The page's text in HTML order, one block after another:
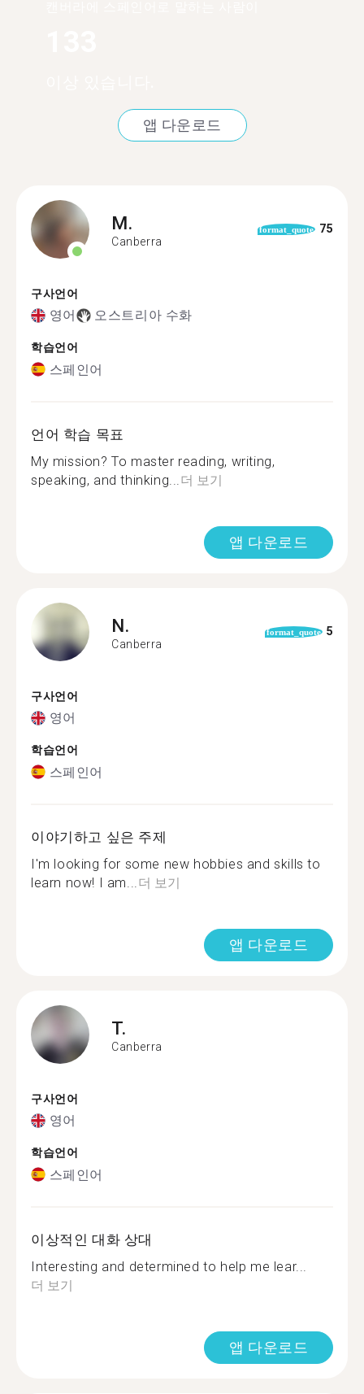
앱 다운로드
M.
Canberra
format_quote 75
구사언어
영어 오스트리아 수화
학습언어
스페인어
언어 학습 목표
My mission? To master reading, writing,
speaking, and thinking... 더 보기
앱 다운로드
N.
Canberra
format_quote 5
구사언어
영어
학습언어
스페인어
이야기하고 싶은 주제
I'm looking for some new hobbies and skills to
learn now! I am... 더 보기
앱 다운로드
T.
Canberra
구사언어
영어
학습언어
스페인어
이상적인 대화 상대
Interesting and determined to help me lear...
더 보기
앱 다운로드